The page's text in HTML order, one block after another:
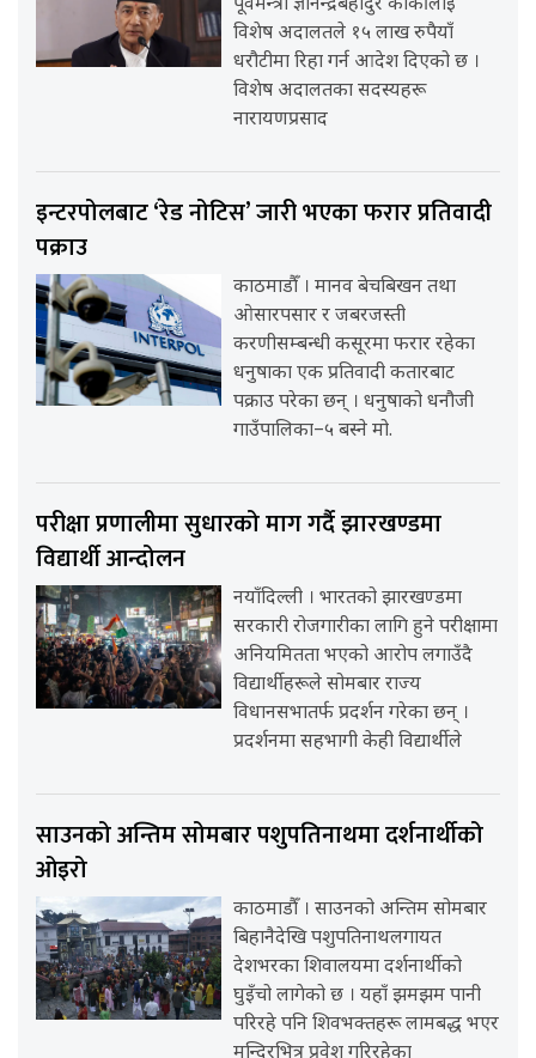
विशेष अदालतले १५ लाख रुपैयाँ
धरौटीमा रिहा गर्न आदेश दिएको छ ।
विशेष अदालतका सदस्यहरू
नारायणप्रसाद
इन्टरपोलबाट ‘रेड नोटिस’ जारी भएका फरार प्रतिवादी
पक्राउ
काठमाडौँ । मानव बेचबिखन तथा
ओसारपसार र जबरजस्ती
करणीसम्बन्धी कसूरमा फरार रहेका
धनुषाका एक प्रतिवादी कतारबाट
पक्राउ परेका छन् । धनुषाको धनौजी
गाउँपालिका–५ बस्ने मो.
परीक्षा प्रणालीमा सुधारको माग गर्दै झारखण्डमा
विद्यार्थी आन्दोलन
नयाँदिल्ली । भारतको झारखण्डमा
सरकारी रोजगारीका लागि हुने परीक्षामा
अनियमितता भएको आरोप लगाउँदै
विद्यार्थीहरूले सोमबार राज्य
विधानसभातर्फ प्रदर्शन गरेका छन् ।
प्रदर्शनमा सहभागी केही विद्यार्थीले
साउनको अन्तिम सोमबार पशुपतिनाथमा दर्शनार्थीको
ओइरो
काठमाडौँ । साउनको अन्तिम सोमबार
बिहानैदेखि पशुपतिनाथलगायत
देशभरका शिवालयमा दर्शनार्थीको
घुइँचो लागेको छ । यहाँ झमझम पानी
परिरहे पनि शिवभक्तहरू लामबद्ध भएर